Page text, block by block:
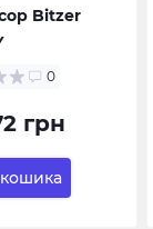
Bitzer
0
грн